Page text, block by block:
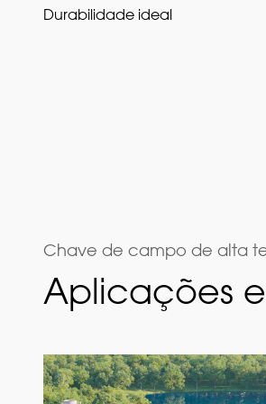
Durabilidade ideal
Aplicações
Chave de campo de alta